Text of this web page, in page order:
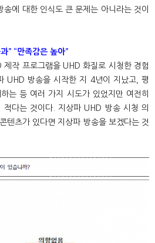
에 대한 인식도 큰 문제는 아니라는 것이
” “만족감은 높아”
작 프로그램을 UHD 화질로 시청한 경험
UHD 방송을 시작한 지 4년이 지났고, 평
는 등 여러 가지 시도가 있었지만 여전히
적다는 것이다. 지상파 UHD 방송 시청 의
츠가 있다면 지상파 방송을 보겠다는 것